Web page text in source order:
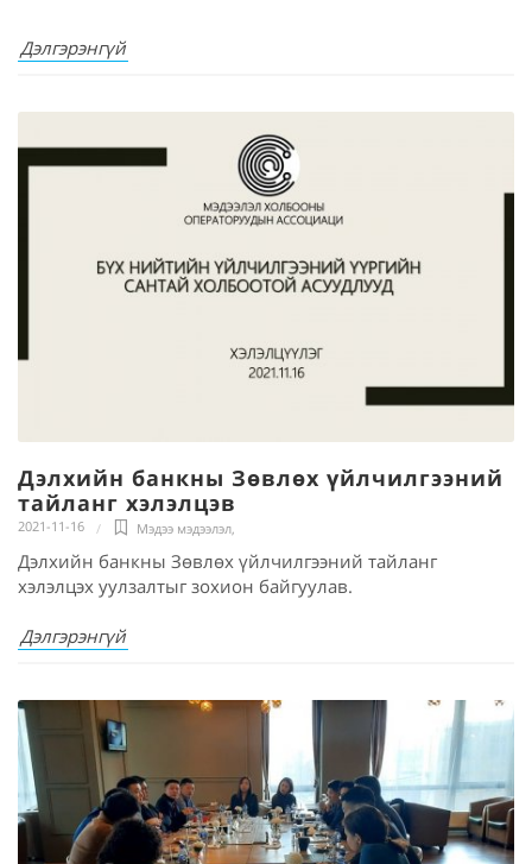
Дэлгэрэнгүй
Дэлхийн банкны Зөвлөх үйлчилгээний
тайланг хэлэлцэв
2021-11-16 Мэдээ мэдээлэл,
Дэлхийн банкны Зөвлөх үйлчилгээний тайланг
хэлэлцэх уулзалтыг зохион байгуулав.
Дэлгэрэнгүй